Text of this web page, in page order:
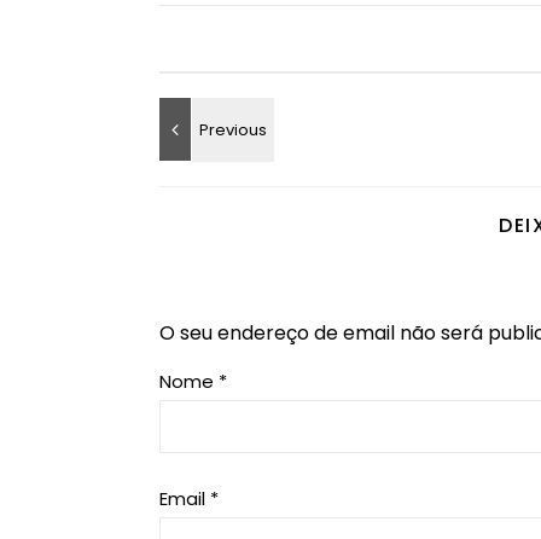
O seu endereço de email não será
Nome *
Email *